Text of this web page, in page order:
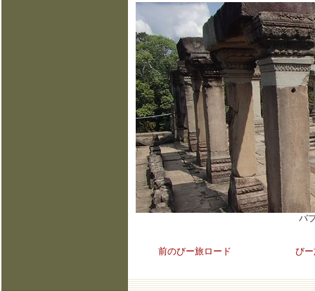
バ
前のびー旅ロード び